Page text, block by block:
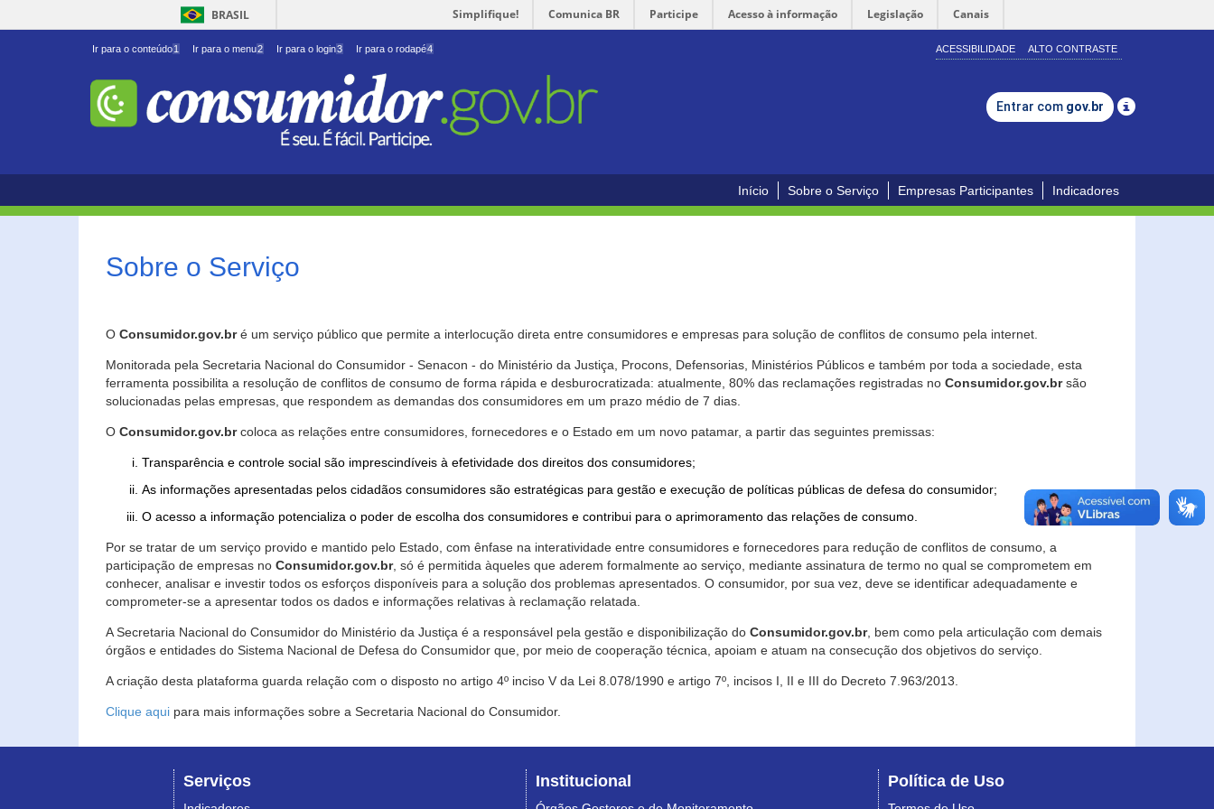
BRASIL Simplifique! Comunica BR Participe Acesso à informação Legislação Canais
Ir para o conteúdo1 Ir para o menu2 Ir para o login3 Ir para o rodapé4 ACESSIBILIDADE ALTO CONTRASTE
Entrar com gov.br
Início Sobre o Serviço Empresas Participantes Indicadores
Sobre o Serviço
O Consumidor.gov.bré um serviço público que permite a interlocução direta entre consumidores e empresas para solução de conflitos de consumo pela internet.
Monitorada pela Secretaria Nacional do Consumidor - Senacon - do Ministério da Justiça, Procons, Defensorias, Ministérios Públicos e também por toda a sociedade, esta
ferramenta possibilita a resolução de conflitos de consumo de forma rápida e desburocratizada: atualmente, 80% das reclamações registradas no Consumidor.gov.brsão
solucionadas pelas empresas, que respondem as demandas dos consumidores em um prazo médio de 7 dias.
O Consumidor.gov.brcoloca as relações entre consumidores, fornecedores e o Estado em um novo patamar, a partir das seguintes premissas:
Transparência e controle social são imprescindíveis à efetividade dos direitos dos consumidores;
As informações apresentadas pelos cidadãos consumidores são estratégicas para gestão e execução de políticas públicas de defesa do consumidor;
O acesso a informação potencializa o poder de escolha dos consumidores e contribui para o aprimoramento das relações de consumo.
Por se tratar de um serviço provido e mantido pelo Estado, com ênfase na interatividade entre consumidores e fornecedores para redução de conflitos de consumo, a
participação de empresas no Consumidor.gov.br, só é permitida àqueles que aderem formalmente ao serviço, mediante assinatura de termo no qual se comprometem em
conhecer, analisar e investir todos os esforços disponíveis para a solução dos problemas apresentados. O consumidor, por sua vez, deve se identificar adequadamente e
comprometer-se a apresentar todos os dados e informações relativas à reclamação relatada.
A Secretaria Nacional do Consumidor do Ministério da Justiça é a responsável pela gestão e disponibilização do Consumidor.gov.br, bem como pela articulação com demais
órgãos e entidades do Sistema Nacional de Defesa do Consumidor que, por meio de cooperação técnica, apoiam e atuam na consecução dos objetivos do serviço.
A criação desta plataforma guarda relação com o disposto no artigo 4º inciso V da Lei 8.078/1990 e artigo 7º, incisos I, II e III do Decreto 7.963/2013.
Clique aqui para mais informações sobre a Secretaria Nacional do Consumidor.
Serviços Institucional Política de Uso